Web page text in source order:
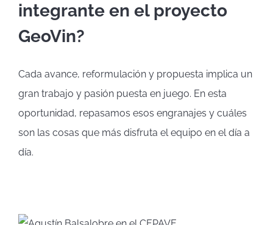
integrante en el proyecto
GeoVin?
Cada avance, reformulación y propuesta implica un
gran trabajo y pasión puesta en juego. En esta
oportunidad, repasamos esos engranajes y cuáles
son las cosas que más disfruta el equipo en el día a
día.